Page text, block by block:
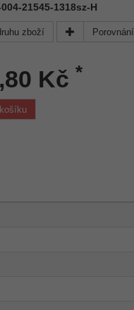
21545-1318sz-H
zboží Porovnání
Kč *